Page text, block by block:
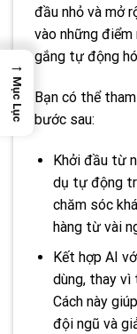
đầu nhỏ và mở
vào những
gắng tự động
Bạn có thể
bước sau:
Khởi đầu từ
dụ tự động
chăm sóc
hàng từ vài
Kết hợp AI
dùng, thay vì
Cách này
đội ngũ và
→
Mục Lục